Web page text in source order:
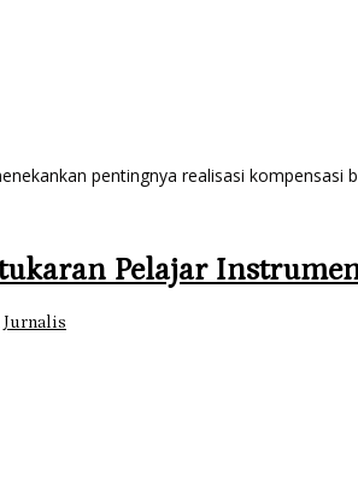
pentingnya realisasi kompensasi
Pelajar
Jurnalis